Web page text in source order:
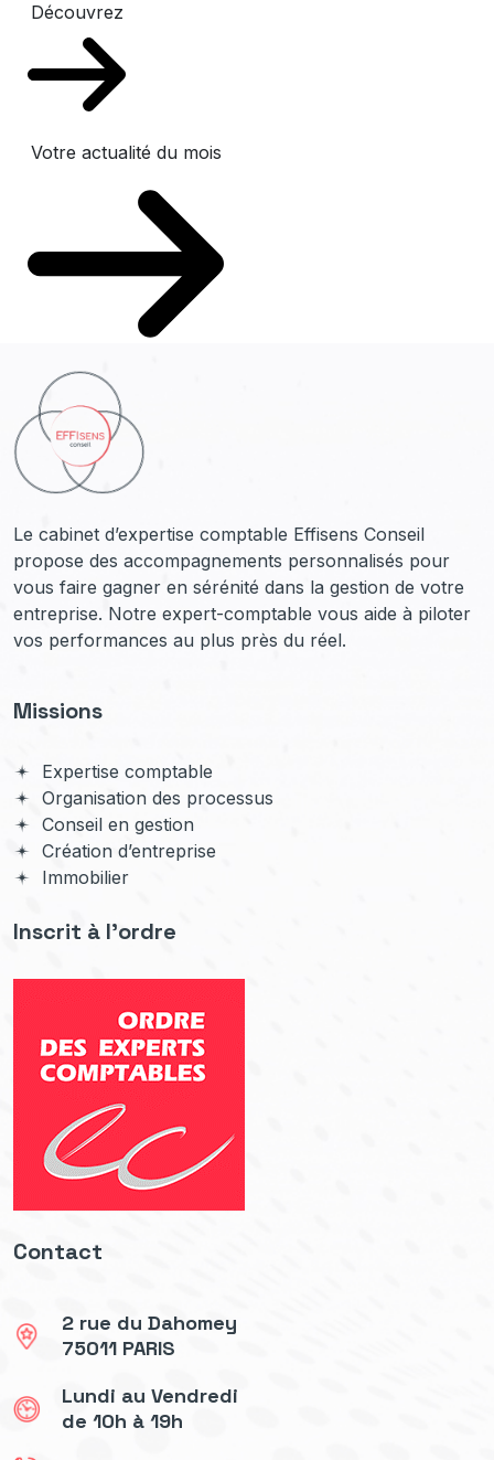
Découvrez
Votre actualité du mois
Le cabinet d’expertise comptable Effisens Conseil
propose des accompagnements personnalisés pour
vous faire gagner en sérénité dans la gestion de votre
entreprise. Notre expert-comptable vous aide à piloter
vos performances au plus près du réel.
Missions
Expertise comptable
Organisation des processus
Conseil en gestion
Création d’entreprise
Immobilier
Inscrit à l'ordre
Contact
2 rue du Dahomey
75011 PARIS
Lundi au Vendredi
de 10h à 19h